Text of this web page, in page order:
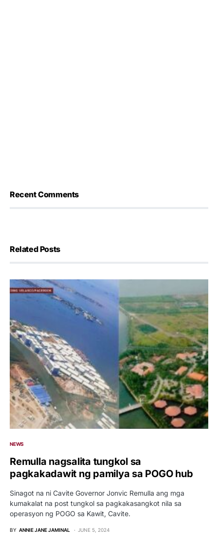
Recent Comments
Related Posts
NEWS
Remulla nagsalita tungkol sa
pagkakadawit ng pamilya sa POGO hub
Sinagot na ni Cavite Governor Jonvic Remulla ang mga
kumakalat na post tungkol sa pagkakasangkot nila sa
operasyon ng POGO sa Kawit, Cavite.
BY ANNIE JANE JAMINAL JUNE 5, 2024